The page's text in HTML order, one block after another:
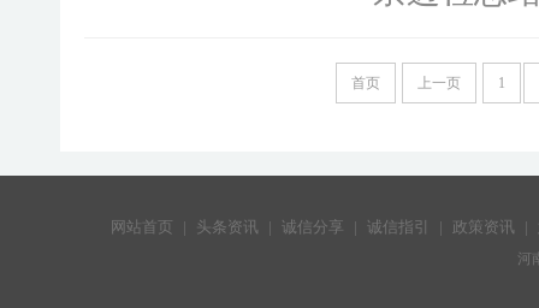
首页 上一页 1
网站首页 | 头条资讯 | 诚信分享 | 诚信指引 | 政策资讯 |
河